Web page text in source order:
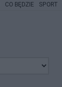
CO BĘDZIE SPORT